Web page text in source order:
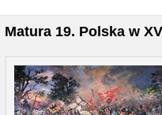
Matura 19. Polska w